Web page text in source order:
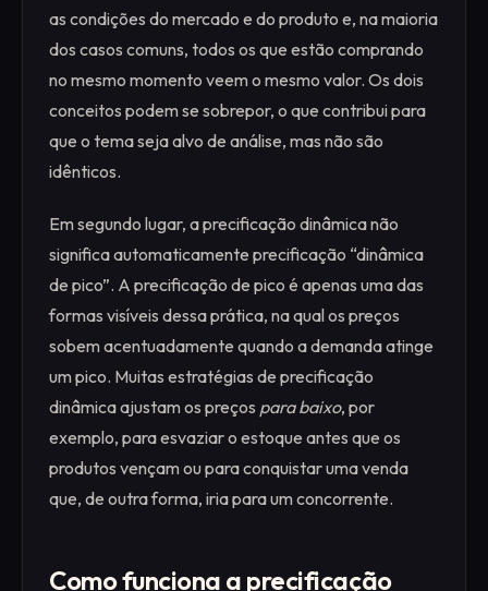
as condições do mercado e do produto e, na maioria
dos casos comuns, todos os que estão comprando
no mesmo momento veem o mesmo valor. Os dois
conceitos podem se sobrepor, o que contribui para
que o tema seja alvo de análise, mas não são
idênticos.
Em segundo lugar, a precificação dinâmica não
significa automaticamente precificação “dinâmica
de pico”. A precificação de pico é apenas uma das
formas visíveis dessa prática, na qual os preços
sobem acentuadamente quando a demanda atinge
um pico. Muitas estratégias de precificação
dinâmica ajustam os preços para baixo, por
exemplo, para esvaziar o estoque antes que os
produtos vençam ou para conquistar uma venda
que, de outra forma, iria para um concorrente.
Como funciona a precificação